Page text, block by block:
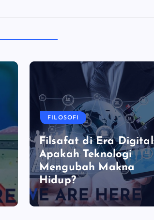
FILOSOFI
Filsafat di Era
Apakah Teknologi
Mengubah Makna
Hidup?